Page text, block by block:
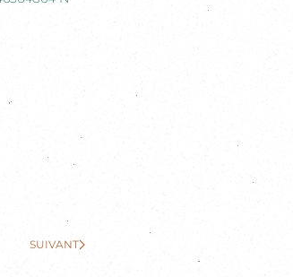
SUIVANT